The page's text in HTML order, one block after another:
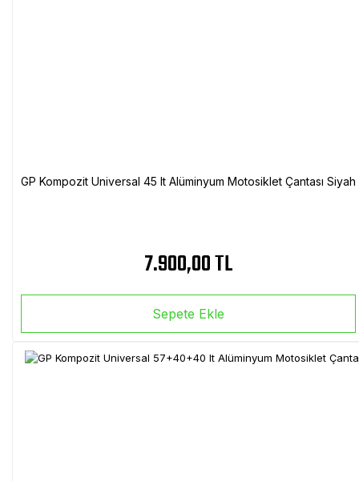
GP Kompozit Universal 45 lt Alüminyum Motosiklet Çantası Siyah
7.900,00 TL
Sepete Ekle